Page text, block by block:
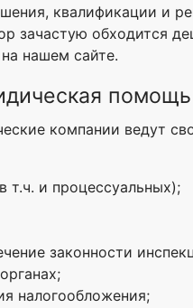
квалификации и
зачастую обходится
нашем сайте.
помощь
компании ведут
т.ч. и процессуальных);
законности
налогообложения;